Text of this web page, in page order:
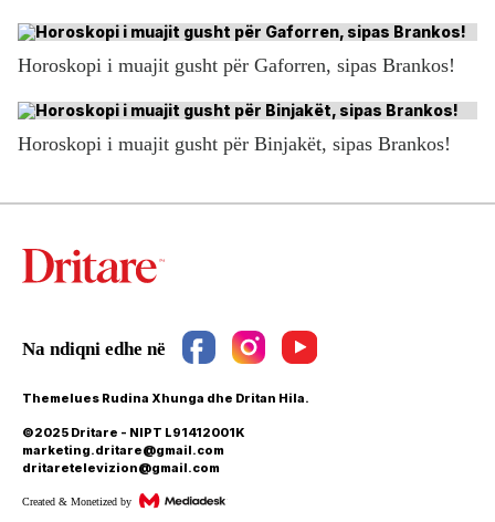
Horoskopi i muajit gusht për Gaforren, sipas Brankos!
Horoskopi i muajit gusht për Binjakët, sipas Brankos!
Themelues Rudina Xhunga dhe Dritan Hila.
©2025 Dritare - NIPT L91412001K
marketing.dritare@gmail.com
dritaretelevizion@gmail.com
Created & Monetized by